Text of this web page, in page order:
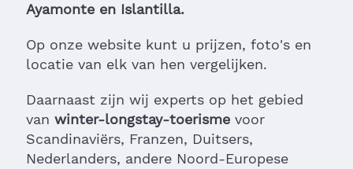
Ayamonte en Islantilla.
Op onze website kunt u prijzen, foto's en
locatie van elk van hen vergelijken.
Daarnaast zijn wij experts op het gebied
van winter-longstay-toerismevoor
Scandinaviërs, Franzen, Duitsers,
Nederlanders, andere Noord-Europese